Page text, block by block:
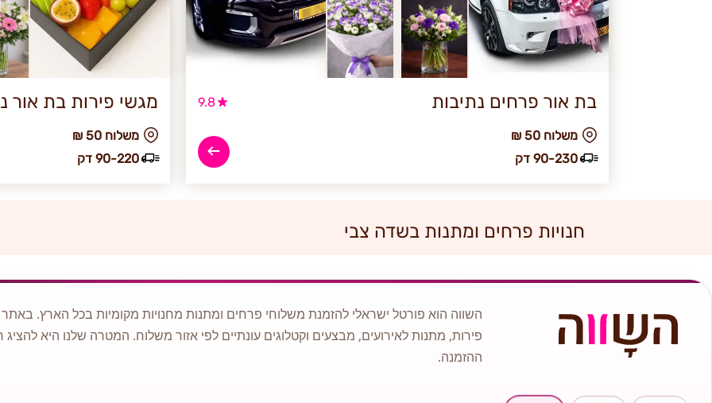
בת אור פרחים נתיבות 9.8
₪ משלוח 50
90-230 דק
מגשי פירות בת אור
₪ משלוח 50
90-220 דק
חנויות פרחים ומתנות בשדה צבי
השווה הוא פורטל ישראלי להזמנת משלוחי פרחים ומתנות מחנויות מקומיות בכל הארץ.
פירות, מתנות לאירועים, מבצעים וקטלוגים עונתיים לפי אזור משלוח. המטרה שלנו היא
ההזמנה.